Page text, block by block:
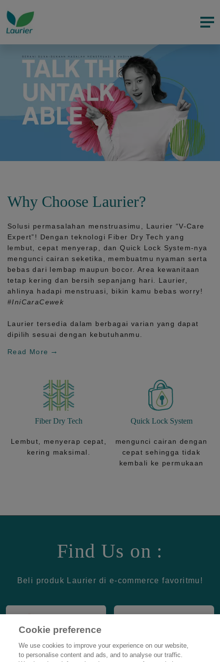
Why Choose Laurier?
Solusi permasalahan menstruasimu, Laurier “V-Care
Expert”! Dengan teknologi Fiber Dry Tech yang
lembut, cepat menyerap, danQuick Lock System-nya
mengunci cairan seketika, membuatmu nyaman serta
bebas dari lembap maupun bocor. Area kewanitaan
tetap kering dan bersih sepanjang hari.
Laurier,
ahlinya hadapi menstruasi, bikin kamu bebas worry!
#IniCaraCewek
Laurier tersedia dalam berbagai varian yang dapat
dipilih sesuai dengan kebutuhanmu.
Read More
Fiber Dry Tech
Lembut, menyerap cepat,
kering maksimal.
Quick Lock System
mengunci cairan dengan
cepat sehingga tidak
kembali ke permukaan
Find Us on :
Beli produk Laurier di e-commerce favoritmu!
Cookie preference
We use cookies to improve your experience on our website,
to personalise content and ads, and to analyse our traffic.